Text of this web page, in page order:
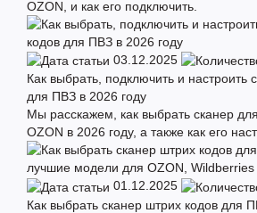
OZON, и как его подключить.
03.12.2025
Как выбрать, подключить и настроить
для ПВЗ в 2026 году
Мы расскажем, как выбрать сканер
OZON в 2026 году, а также как его
01.12.2025
Как выбрать сканер штрих кодов для